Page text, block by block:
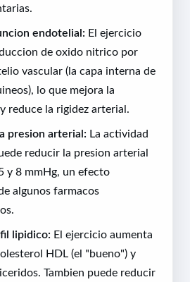
endotelial: El ejercicio
de oxido nitrico por
vascular (la capa interna de
lo que mejora la
reduce la rigidez arterial.
presion arterial: La actividad
reducir la presion arterial
y 8 mmHg, un efecto
algunos farmacos
lipidico: El ejercicio aumenta
HDL (el "bueno") y
Tambien puede reducir